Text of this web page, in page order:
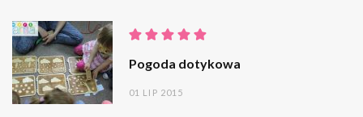
Pogoda dotykowa
01 LIP 2015